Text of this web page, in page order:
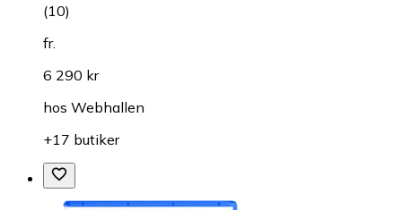
(10)
fr.
6 290 kr
hos Webhallen
+17 butiker